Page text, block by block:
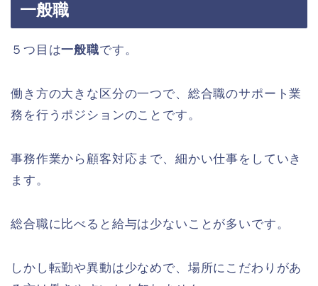
一般職
５つ目は一般職です。
働き方の大きな区分の一つで、総合職のサポート業
務を行うポジションのことです。
事務作業から顧客対応まで、細かい仕事をしていき
ます。
総合職に比べると給与は少ないことが多いです。
しかし転勤や異動は少なめで、場所にこだわりがあ